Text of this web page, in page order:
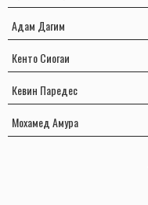
Адам Дагим
Кенто Сиогаи
Кевин Паредес
Мохамед Амура